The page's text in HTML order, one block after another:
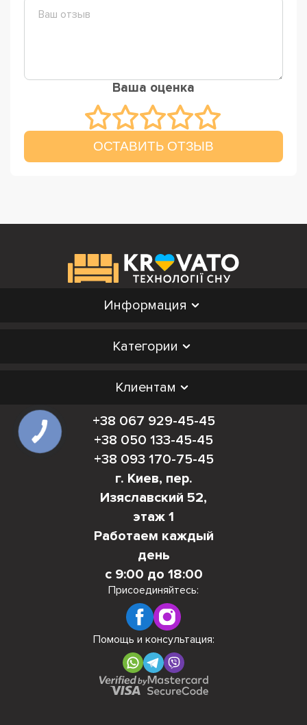
Ваша оценка
ОСТАВИТЬ ОТЗЫВ
Информация
Категории
Клиентам
+38 067 929-45-45
+38 050 133-45-45
+38 093 170-75-45
г. Киев, пер.
Изяславский 52,
этаж 1
Работаем каждый
день
с 9:00 до 18:00
Присоединяйтесь:
Помощь и консультация: